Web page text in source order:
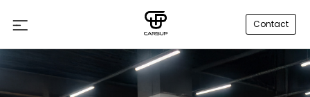
Contact